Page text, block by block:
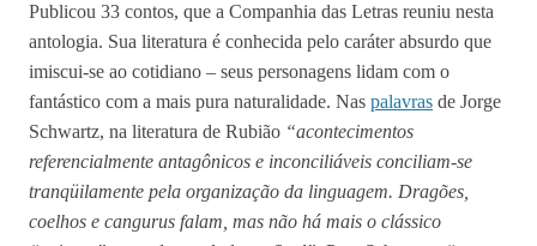
Publicou 33 contos, que a Companhia das Letras reuniu nesta
antologia. Sua literatura é conhecida pelo caráter absurdo que
imiscui-se ao cotidiano – seus personagens lidam com o
fantástico com a mais pura naturalidade. Nas palavras de Jorge
Schwartz, na literatura de Rubião “acontecimentos
referencialmente antagônicos e inconciliáveis conciliam-se
tranqüilamente pela organização da linguagem. Dragões,
coelhos e cangurus falam, mas não há mais o clássico